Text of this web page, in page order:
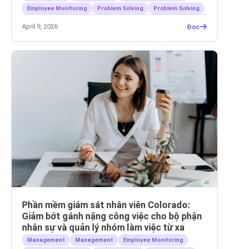
Employee Monitoring
Problem Solving Problem Solving
April 9, 2026 Đọc
Phần mềm giám sát nhân viên Colorado:
Giảm bớt gánh nặng công việc cho bộ phận
nhân sự và quản lý nhóm làm việc từ xa
Management Management
Employee Monitoring